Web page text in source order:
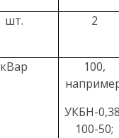
шт. 2
кВар 100,
УКБН-
100-50;